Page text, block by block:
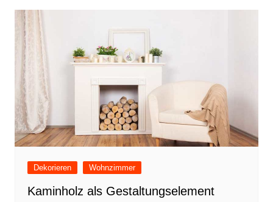
Dekorieren Wohnzimmer
Kaminholz als Gestaltungselement